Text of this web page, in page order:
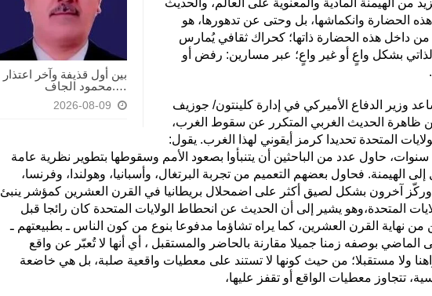
بين أول قذيفة وآخر اعتذار
….محمود الجاف
2026-08-09
من الهيمنة المادية والمعنوية على العالم، والحديث
الحضارة وانكماشها، بل وحتى عن تدهورها، هو
من داخل هذه الحضارة ذاتها؛ كحراك ثقافي يُمارس
الذاتي بشكل واعٍ أو غير واعٍ؛ عبر مسارين: رفض أو
وزير الدفاع الأميركي في إدارة كلينتون/ جوزيف
الحديث الغربي المتكرر عن سقوط الغرب،
المتحدة تحديدا كرمز أيقوني لهذا الغرب. يقول:
حاول عدد من الباحثين أن يتنبأوا بصعود الأمم وسقوطها بتطوير نظرية عامة
الهيمنة. فحاول بعضهم التعميم من تجربة البرتغال، وأسبانيا، وهولندا، وفرنسا،
وركّز آخرون بشكل لصيق أكثر على اضمحلال بريطانيا في القرن العشرين كمؤشر ينبئ
المتحدة،وهو يشير إلى أن الحديث عن انحطاط الولايات المتحدة كان رائجا قبل
من نهاية القرن العشرين، كما يراه تشاؤما مدفوعا بنوع من كون الناس ـ بطبيعتهم ـ
الماضي بوصفه زمنا جميلا مقارنة بالحاضر والمستقبل ، أي أنها لا تُعبّر عن واقع
راهنا ولا مستقبلا؛ من حيث كونها لا تستند على معطيات واقعية صلبة، بل هي خاضعة
تتجاوز معطيات الواقع أو تقفز عليها،